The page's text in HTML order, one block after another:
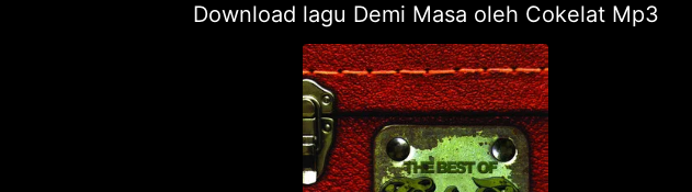
Download lagu Demi Masa oleh Cokelat Mp3